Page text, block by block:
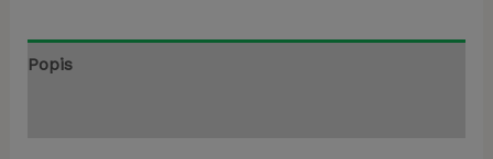
Popis